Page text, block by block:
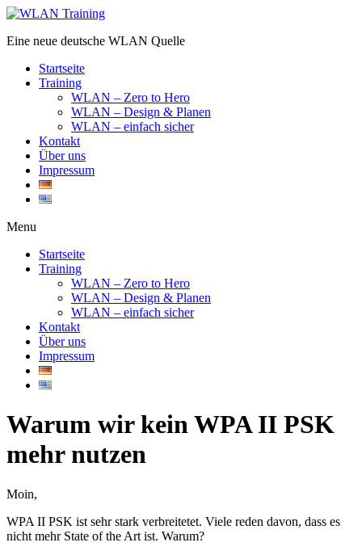
Eine neue deutsche WLAN Quelle
Startseite
Training
WLAN – Zero to Hero
WLAN – Design & Planen
WLAN – einfach sicher
Kontakt
Über uns
Impressum
Menu
Startseite
Training
WLAN – Zero to Hero
WLAN – Design & Planen
WLAN – einfach sicher
Kontakt
Über uns
Impressum
Warum wir kein WPA II PSK
mehr nutzen
Moin,
WPA II PSK ist sehr stark verbreitetet. Viele reden davon, dass es
nicht mehr State of the Art ist. Warum?